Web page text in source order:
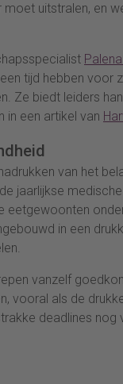
uitstralen, en
tijd hebben voor
Ze biedt leiders
in een artikel van
van het
jaarlijkse
eetgewoonten
in een
vanzelf
vooral als de
deadlines